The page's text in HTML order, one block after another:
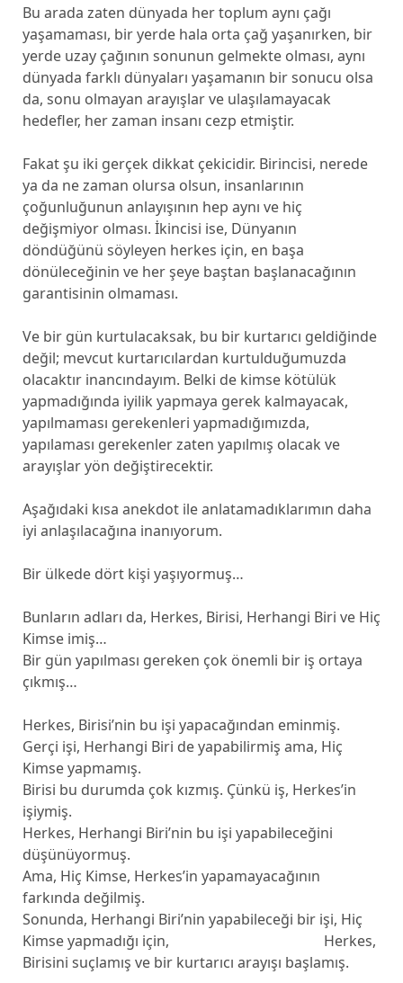
Bu arada zaten dünyada her toplum aynı çağı
yaşamaması, bir yerde hala orta çağ yaşanırken, bir
yerde uzay çağının sonunun gelmekte olması, aynı
dünyada farklı dünyaları yaşamanın bir sonucu olsa
da, sonu olmayan arayışlar ve ulaşılamayacak
hedefler, her zaman insanı cezp etmiştir.
Fakat şu iki gerçek dikkat çekicidir. Birincisi, nerede
ya da ne zaman olursa olsun, insanlarının
çoğunluğunun anlayışının hep aynı ve hiç
değişmiyor olması. İkincisi ise, Dünyanın
döndüğünü söyleyen herkes için, en başa
dönüleceğinin ve her şeye baştan başlanacağının
garantisinin olmaması.
Ve bir gün kurtulacaksak, bu bir kurtarıcı geldiğinde
değil; mevcut kurtarıcılardan kurtulduğumuzda
olacaktır inancındayım. Belki de kimse kötülük
yapmadığında iyilik yapmaya gerek kalmayacak,
yapılmaması gerekenleri yapmadığımızda,
yapılaması gerekenler zaten yapılmış olacak ve
arayışlar yön değiştirecektir.
Aşağıdaki kısa anekdot ile anlatamadıklarımın daha
iyi anlaşılacağına inanıyorum.
Bir ülkede dört kişi yaşıyormuş…
Bunların adları da, Herkes, Birisi, Herhangi Biri ve Hiç
Kimse imiş…
Bir gün yapılması gereken çok önemli bir iş ortaya
çıkmış…
Herkes, Birisi’nin bu işi yapacağından eminmiş.
Gerçi işi, Herhangi Biri de yapabilirmiş ama, Hiç
Kimse yapmamış.
Birisi bu durumda çok kızmış. Çünkü iş, Herkes’in
işiymiş.
Herkes, Herhangi Biri’nin bu işi yapabileceğini
düşünüyormuş.
Ama, Hiç Kimse, Herkes’in yapamayacağının
farkında değilmiş.
Sonunda, Herhangi Biri’nin yapabileceği bir işi, Hiç
Kimse yapmadığı için, Herkes,
Birisini suçlamış ve bir kurtarıcı arayışı başlamış.